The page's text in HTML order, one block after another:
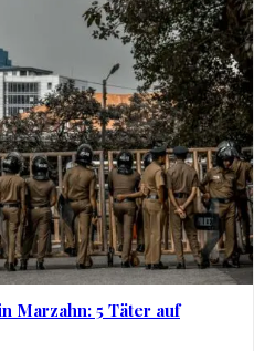
Marzahn: 5 Täter auf